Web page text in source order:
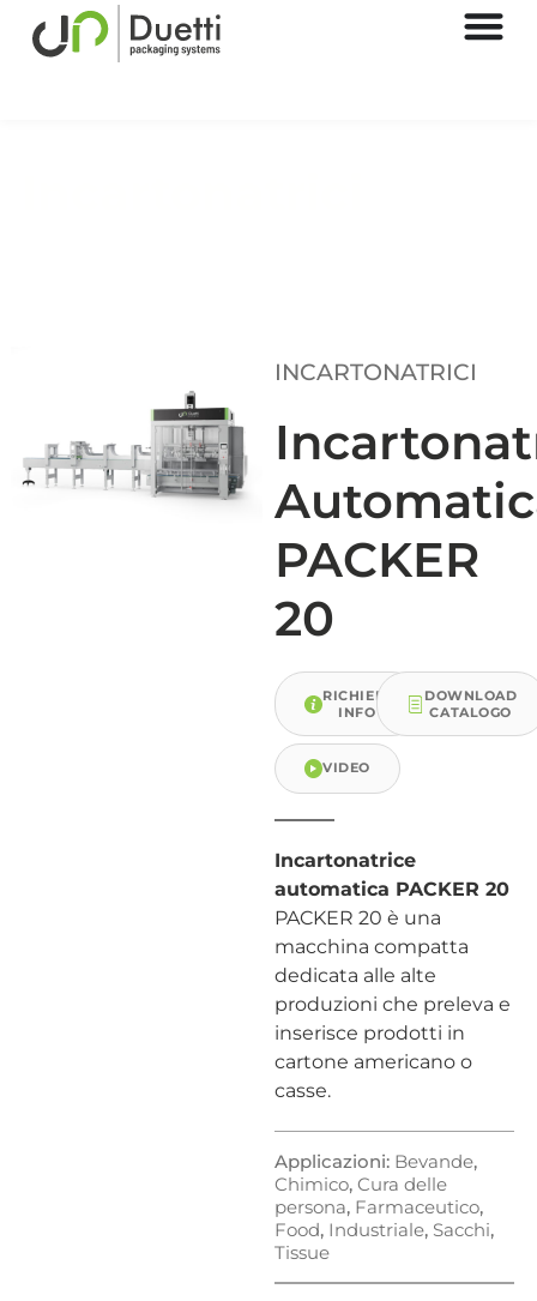
INCARTONATRICI
PACKER
20
RICHIEDI
INFO
DOWNLOAD
CATALOGO
VIDEO
Incartonatrice
automatica PACKER 20
PACKER 20 è una
macchina compatta
dedicata alle alte
produzioni che preleva e
inserisce prodotti in
cartone americano o
casse.
Applicazioni: Bevande,
Chimico, Cura delle
persona, Farmaceutico,
Food, Industriale, Sacchi,
Tissue